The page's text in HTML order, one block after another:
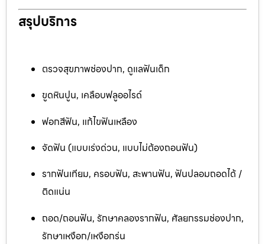
สรุปบริการ
ตรวจสุขภาพช่องปาก, ดูแลฟันเด็ก
ขูดหินปูน, เคลือบฟลูออไรด์
ฟอกสีฟัน, แก้ไขฟันเหลือง
จัดฟัน (แบบเร่งด่วน, แบบไม่ต้องถอนฟัน)
รากฟันเทียม, ครอบฟัน, สะพานฟัน, ฟันปลอมถอดได้ /
ติดแน่น
ถอด/ถอนฟัน, รักษาคลองรากฟัน, ศัลยกรรมช่องปาก,
รักษาเหงือก/เหงือกร่น